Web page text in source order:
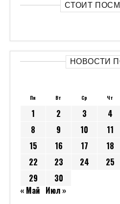
СТОИТ
НОВОСТИ
Пн Вт Ср Чт
1 2 3 4
8
9 10 11
15
16 17 18
22
23 24 25
29
30
« Май Июл »